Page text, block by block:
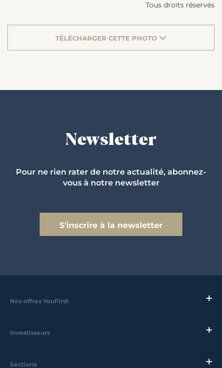
Tous droits réservés
TÉLÉCHARGER CETTE PHOTO
Newsletter
Pour ne rien rater de notre actualité, abonnez-
vous à notre newsletter
S'inscrire à la newsletter
Nos offres YouFirst
Investisseurs
Sections